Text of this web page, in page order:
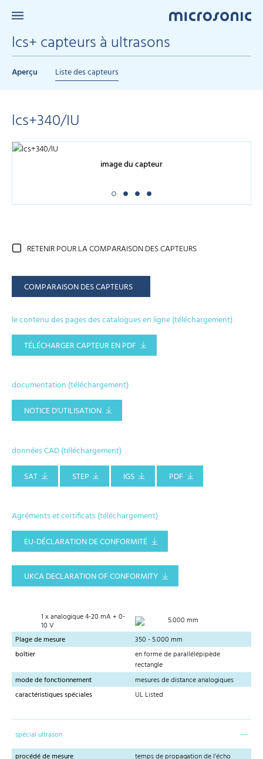
lcs+ capteurs à ultrasons
Aperçu Liste des capteurs
lcs+340/IU
image du capteur
RETENIR POUR LA COMPARAISON DES CAPTEURS
COMPARAISON DES CAPTEURS
le contenu des pages des catalogues en ligne (téléchargement)
TÉLÉCHARGER CAPTEUR EN PDF
documentation (téléchargement)
NOTICE D'UTILISATION
données CAD (téléchargement)
SAT
STEP IGS PDF
Agréments et certificats (téléchargement)
EU-DÉCLARATION DE CONFORMITÉ
UKCA DECLARATION OF CONFORMITY
1 x analogique 4-20 mA + 0-
10 V
5.000 mm
Plage de mesure
350 - 5.000 mm
boîtier
en forme de parallélépipède
rectangle
mode de fonctionnement
mesures de distance analogiques
caractéristiques spéciales
UL Listed
spécial ultrason